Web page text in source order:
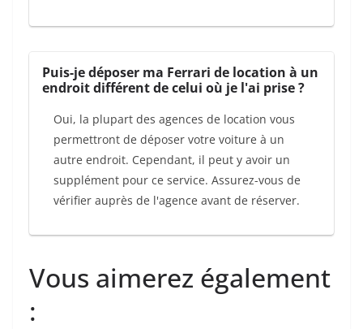
Puis-je déposer ma Ferrari de location à un
endroit différent de celui où je l'ai prise ?
Oui, la plupart des agences de location vous
permettront de déposer votre voiture à un
autre endroit. Cependant, il peut y avoir un
supplément pour ce service. Assurez-vous de
vérifier auprès de l'agence avant de réserver.
Vous aimerez également
: